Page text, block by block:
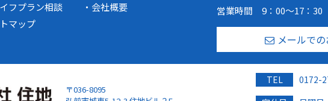
フプラン相談
会社概要
マップ
営業時間 9：00～17：30
メールで
〒036-8095
TEL
0172-